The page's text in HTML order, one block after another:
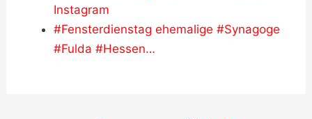
Instagram
#Fensterdienstag ehemalige #Synagoge
#Fulda #Hessen…